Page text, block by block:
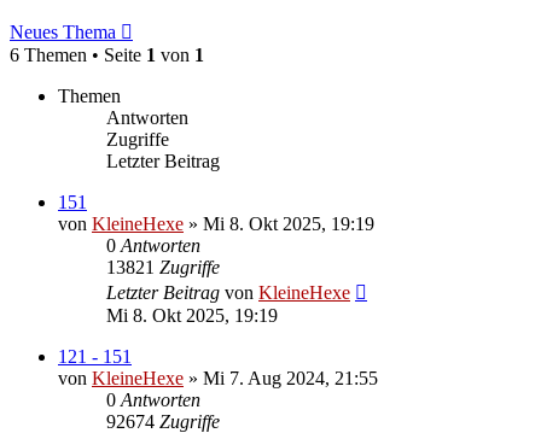
Neues Thema
6 Themen • Seite 1 von 1
Themen
Antworten
Zugriffe
Letzter Beitrag
151
von KleineHexe » Mi 8. Okt 2025, 19:19
0 Antworten
13821 Zugriffe
Letzter Beitrag von KleineHexe
Mi 8. Okt 2025, 19:19
121 - 151
von KleineHexe » Mi 7. Aug 2024, 21:55
0 Antworten
92674 Zugriffe